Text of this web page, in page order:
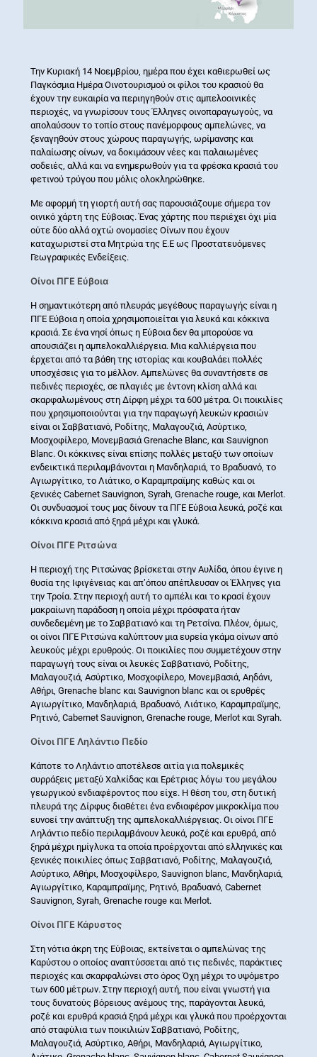
Την Κυριακή 14 Νοεμβρίου, ημέρα που έχει καθιερωθεί ως
Παγκόσμια Ημέρα Οινοτουρισμού οι φίλοι του κρασιού θα
έχουν την ευκαιρία να περιηγηθούν στις αμπελοοινικές
περιοχές, να γνωρίσουν τους Έλληνες οινοπαραγωγούς, να
απολαύσουν το τοπίο στους πανέμορφους αμπελώνες, να
ξεναγηθούν στους χώρους παραγωγής, ωρίμανσης και
παλαίωσης οίνων, να δοκιμάσουν νέες και παλαιωμένες
σοδειές, αλλά και να ενημερωθούν για τα φρέσκα κρασιά του
φετινού τρύγου που μόλις ολοκληρώθηκε.
Με αφορμή τη γιορτή αυτή σας παρουσιάζουμε σήμερα τον
οινικό χάρτη της Εύβοιας. Ένας χάρτης που περιέχει όχι μία
ούτε δύο αλλά οχτώ ονομασίες Οίνων που έχουν
καταχωριστεί στα Μητρώα της Ε.Ε ως Προστατευόμενες
Γεωγραφικές Ενδείξεις.
Οίνοι ΠΓΕ Εύβοια
Η σημαντικότερη από πλευράς μεγέθους παραγωγής είναι η
ΠΓΕ Εύβοια η οποία χρησιμοποιείται για λευκά και κόκκινα
κρασιά. Σε ένα νησί όπως η Εύβοια δεν θα μπορούσε να
απουσιάζει η αμπελοκαλλιέργεια. Μια καλλιέργεια που
έρχεται από τα βάθη της ιστορίας και κουβαλάει πολλές
υποσχέσεις για το μέλλον. Αμπελώνες θα συναντήσετε σε
πεδινές περιοχές, σε πλαγιές με έντονη κλίση αλλά και
σκαρφαλωμένους στη Δίρφη μέχρι τα 600 μέτρα. Οι ποικιλίες
που χρησιμοποιούνται για την παραγωγή λευκών κρασιών
είναι οι Σαββατιανό, Ροδίτης, Μαλαγουζιά, Ασύρτικο,
Μοσχοφίλερο, Μονεμβασιά Grenache Βlanc, και Sauvignon
Βlanc. Οι κόκκινες είναι επίσης πολλές μεταξύ των οποίων
ενδεικτικά περιλαμβάνονται η Μανδηλαριά, το Βραδυανό, το
Αγιωργίτικο, το Λιάτικο, ο Καραμπραϊμης καθώς και οι
ξενικές Cabernet Sauvignon, Syrah, Grenache rouge, και Merlot.
Οι συνδυασμοί τους μας δίνουν τα ΠΓΕ Εύβοια λευκά, ροζέ και
κόκκινα κρασιά από ξηρά μέχρι και γλυκά.
Οίνοι ΠΓΕ Ριτσώνα
Η περιοχή της Ριτσώνας βρίσκεται στην Αυλίδα, όπου έγινε η
θυσία της Ιφιγένειας και απ’όπου απέπλευσαν οι Έλληνες για
την Τροία. Στην περιοχή αυτή το αμπέλι και το κρασί έχουν
μακραίωνη παράδοση η οποία μέχρι πρόσφατα ήταν
συνδεδεμένη με το Σαββατιανό και τη Ρετσίνα. Πλέον, όμως,
οι οίνοι ΠΓΕ Ριτσώνα καλύπτουν μια ευρεία γκάμα οίνων από
λευκούς μέχρι ερυθρούς. Οι ποικιλίες που συμμετέχουν στην
παραγωγή τους είναι οι λευκές Σαββατιανό, Ροδίτης,
Μαλαγουζιά, Ασύρτικο, Μοσχοφίλερο, Μονεμβασιά, Αηδάνι,
Αθήρι, Grenache blanc και Sauvignon blanc και οι ερυθρές
Αγιωργίτικο, Μανδηλαριά, Βραδυανό, Λιάτικο, Καραμπραϊμης,
Ρητινό, Cabernet Sauvignon, Grenache rouge, Merlot και Syrah.
Οίνοι ΠΓΕ Ληλάντιο Πεδίο
Κάποτε το Ληλάντιο αποτέλεσε αιτία για πολεμικές
συρράξεις μεταξύ Χαλκίδας και Ερέτριας λόγω του μεγάλου
γεωργικού ενδιαφέροντος που είχε. Η θέση του, στη δυτική
πλευρά της Δίρφυς διαθέτει ένα ενδιαφέρον μικροκλίμα που
ευνοεί την ανάπτυξη της αμπελοκαλλιέργειας. Οι οίνοι ΠΓΕ
Ληλάντιο πεδίο περιλαμβάνουν λευκά, ροζέ και ερυθρά, από
ξηρά μέχρι ημίγλυκα τα οποία προέρχονται από ελληνικές και
ξενικές ποικιλίες όπως Σαββατιανό, Ροδίτης, Μαλαγουζιά,
Ασύρτικο, Αθήρι, Μοσχοφίλερο, Sauvignon blanc, Μανδηλαριά,
Αγιωργίτικο, Καραμπραϊμης, Ρητινό, Βραδυανό, Cabernet
Sauvignon, Syrah, Grenache rouge και Merlot.
Οίνοι ΠΓΕ Κάρυστος
Στη νότια άκρη της Εύβοιας, εκτείνεται ο αμπελώνας της
Καρύστου ο οποίος αναπτύσσεται από τις πεδινές, παράκτιες
περιοχές και σκαρφαλώνει στο όρος Όχη μέχρι το υψόμετρο
των 600 μέτρων. Στην περιοχή αυτή, που είναι γνωστή για
τους δυνατούς βόρειους ανέμους της, παράγονται λευκά,
ροζέ και ερυθρά κρασιά ξηρά μέχρι και γλυκά που προέρχονται
από σταφύλια των ποικιλιών Σαββατιανό, Ροδίτης,
Μαλαγουζιά, Ασύρτικο, Αθήρι, Μανδηλαριά, Αγιωργίτικο,